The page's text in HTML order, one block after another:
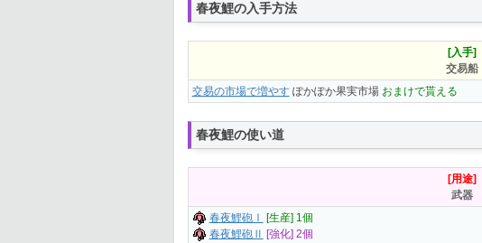
春夜鯉の入手方法
[入手]
交易船
交易の市場で増やすぽかぽか果実市場 おまけで貰える
春夜鯉の使い道
[用途]
武器
春夜鯉砲Ⅰ
[生産] 1個
春夜鯉砲Ⅱ
[強化] 2個